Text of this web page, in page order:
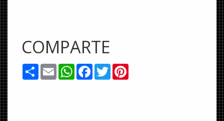
COMPARTE
ShareEmailWhatsApp
Facebook
Twitter